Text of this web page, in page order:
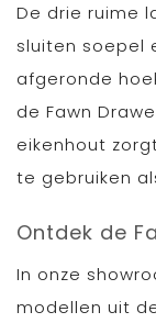
De drie ruime
sluiten soepel
afgeronde
de Fawn
eikenhout
te gebruiken
Ontdek de
In onze
modellen uit